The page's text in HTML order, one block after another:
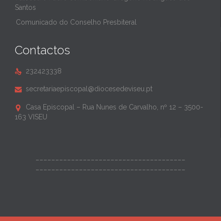
Santos
Comunicado do Conselho Presbiteral
Contactos
 232423338
 secretariaepiscopal@diocesedeviseu.pt

Casa Episcopal – Rua Nunes de Carvalho, nº 12 – 3500-
163 VISEU